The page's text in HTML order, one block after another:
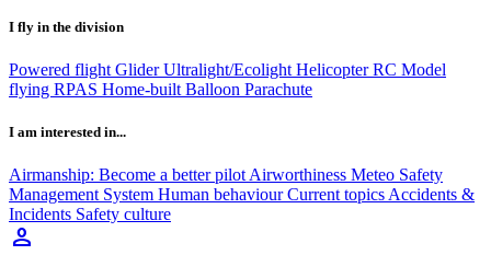
I fly in the division
Powered flight GliderUltralight/Ecolight HelicopterRC Model
flying RPAS Home-built Balloon Parachute
I am interested in...
Airmanship: Become a better pilotAirworthiness Meteo Safety
Management System Human behaviourCurrent topicsAccidents &
Incidents Safety culture
person